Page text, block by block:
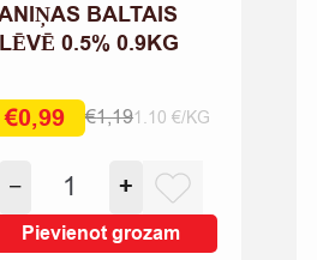
BALTAIS
0.5% 0.9KG
€1,19
€0,99 1.10 €/KG
−
PANIŅAS
BALTAIS
PLĒVĒ
0.5%
+
Pievienot grozam